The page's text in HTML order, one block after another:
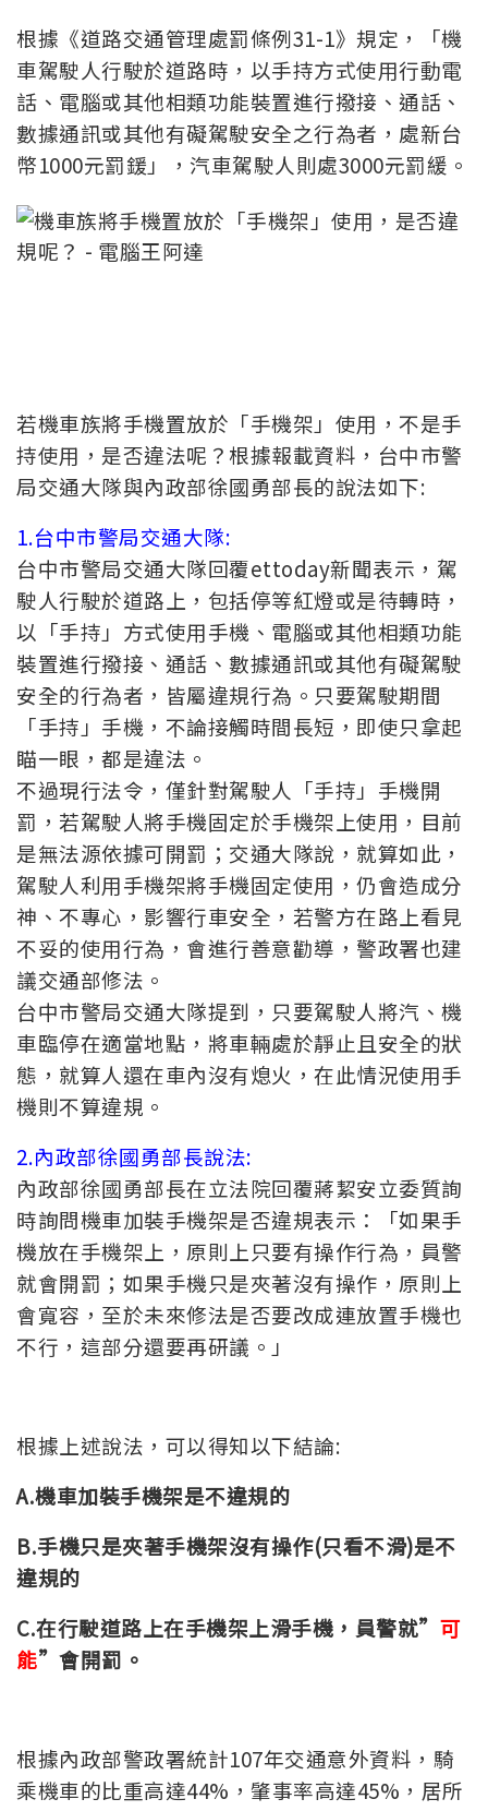
根據《道路交通管理處罰條例31-1》規定，「機
車駕駛人行駛於道路時，以手持方式使用行動電
話、電腦或其他相類功能裝置進行撥接、通話、
數據通訊或其他有礙駕駛安全之行為者，處新台
幣1000元罰鍰」，汽車駕駛人則處3000元罰緩。
若機車族將手機置放於「手機架」使用，不是手
持使用，是否違法呢？根據報載資料，台中市警
局交通大隊與內政部徐國勇部長的說法如下:
1.台中市警局交通大隊:
台中市警局交通大隊回覆ettoday新聞表示，駕
駛人行駛於道路上，包括停等紅燈或是待轉時，
以「手持」方式使用手機、電腦或其他相類功能
裝置進行撥接、通話、數據通訊或其他有礙駕駛
安全的行為者，皆屬違規行為。只要駕駛期間
「手持」手機，不論接觸時間長短，即使只拿起
瞄一眼，都是違法。
不過現行法令，僅針對駕駛人「手持」手機開
罰，若駕駛人將手機固定於手機架上使用，目前
是無法源依據可開罰；交通大隊說，就算如此，
駕駛人利用手機架將手機固定使用，仍會造成分
神、不專心，影響行車安全，若警方在路上看見
不妥的使用行為，會進行善意勸導，警政署也建
議交通部修法。
台中市警局交通大隊提到，只要駕駛人將汽、機
車臨停在適當地點，將車輛處於靜止且安全的狀
態，就算人還在車內沒有熄火，在此情況使用手
機則不算違規。
2.內政部徐國勇部長說法:
內政部徐國勇部長在立法院回覆蔣絜安立委質詢
時詢問機車加裝手機架是否違規表示：「如果手
機放在手機架上，原則上只要有操作行為，員警
就會開罰；如果手機只是夾著沒有操作，原則上
會寬容，至於未來修法是否要改成連放置手機也
不行，這部分還要再研議。」
根據上述說法，可以得知以下結論:
A.機車加裝手機架是不違規的
B.手機只是夾著手機架沒有操作(只看不滑)是不
違規的
C.在行駛道路上在手機架上滑手機，員警就” 可
能”會開罰。
根據內政部警政署統計107年交通意外資料，騎
乘機車的比重高達44%，肇事率高達45%，居所